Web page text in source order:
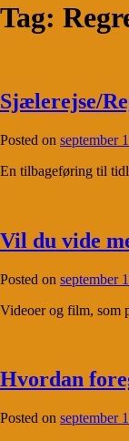
Tag:
Sjælerejse/
Posted on september
En tilbageføring til
Vil du vide
Posted on september
Videoer og film, som
Hvordan
Posted on september